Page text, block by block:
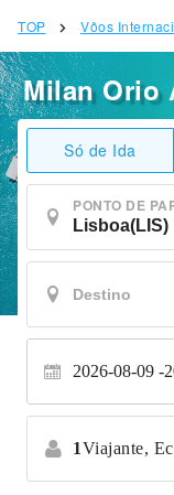
TOP Vôos
Milan Orio
Só de Ida
PONTO DE
2026-08-09
1Viajante,